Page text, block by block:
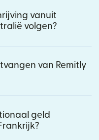
vanuit
volgen?
van Remitly
geld